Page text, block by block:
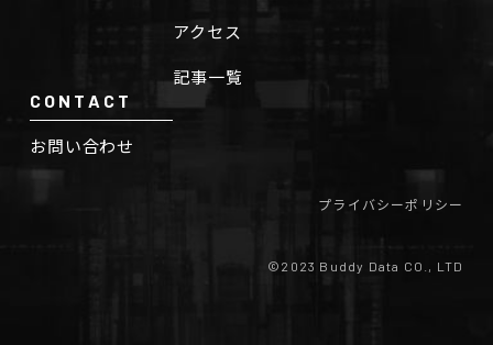
アクセス
記事一覧
CONTACT
お問い合わせ
プライバシーポリシー
©2023 Buddy Data CO., LTD